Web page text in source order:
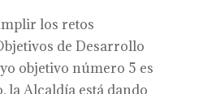
los retos
de Desarrollo
objetivo número 5 es
la Alcaldía está dando